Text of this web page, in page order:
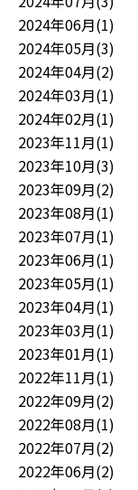
2024年06月(1)
2024年05月(3)
2024年04月(2)
2024年03月(1)
2024年02月(1)
2023年11月(1)
2023年10月(3)
2023年09月(2)
2023年08月(1)
2023年07月(1)
2023年06月(1)
2023年05月(1)
2023年04月(1)
2023年03月(1)
2023年01月(1)
2022年11月(1)
2022年09月(2)
2022年08月(1)
2022年07月(2)
2022年06月(2)